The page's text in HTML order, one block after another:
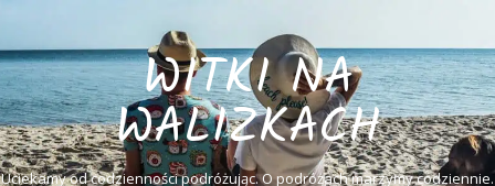
WITKI NA
WALIZKACH
Uciekamy od codzienności podróżując. O podróżach marzymy codziennie.